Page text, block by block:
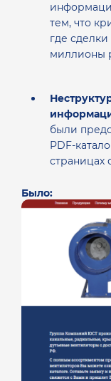
тем, что
где
миллионы
были
PDF-
страницах
Было: